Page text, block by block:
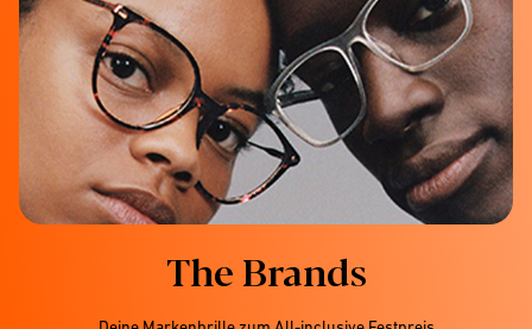
The Brands